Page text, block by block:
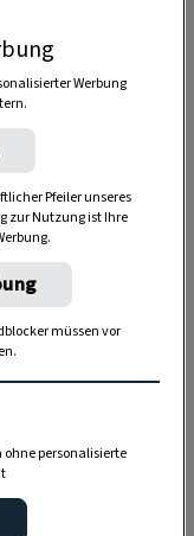
Werbung
Pfeiler unseres
zur Nutzung ist Ihre
müssen vor
ohne personalisierte